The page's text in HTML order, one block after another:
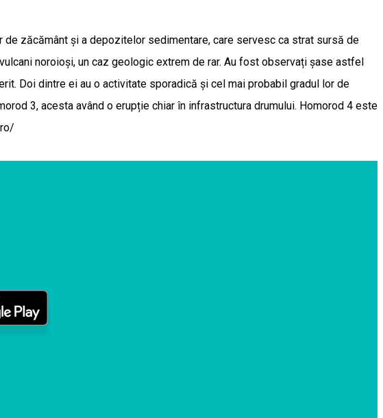
zăcământ şi a depozitelor sedimentare, care servesc ca strat sursă de
noroioși, un caz geologic extrem de rar. Au fost observați şase astfel
Doi dintre ei au o activitate sporadică şi cel mai probabil gradul lor de
3, acesta având o erupție chiar în infrastructura drumului. Homorod 4 este